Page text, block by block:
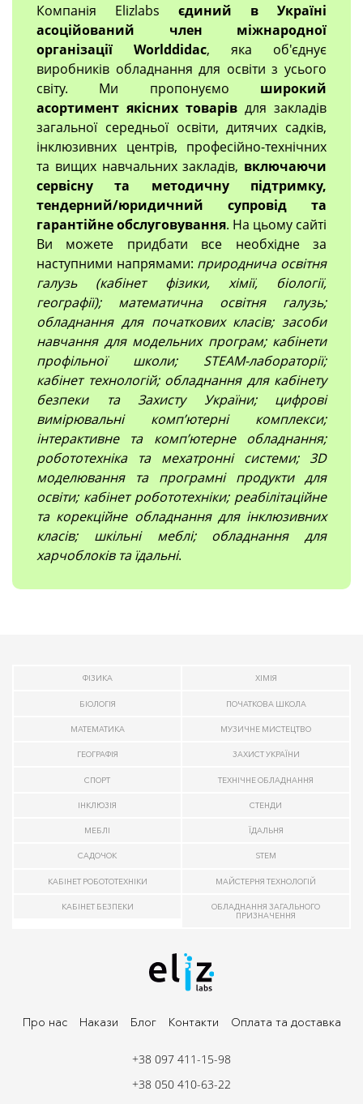
Компанія Elizlabs єдиний в Україні
асоційований член міжнародної
організації Worlddidac, яка об'єднує
виробників обладнання для освіти з усього
світу. Ми пропонуємо широкий
асортимент якісних товарів для закладів
загальної середньої освіти, дитячих садків,
інклюзивних центрів, професійно-технічних
та вищих навчальних закладів, включаючи
сервісну та методичну підтримку,
тендерний/юридичний супровід та
гарантійне обслуговування. На цьому сайті
Ви можете придбати все необхідне за
наступними напрямами: природнича освітня
галузь (кабінет фізики, хімії, біології,
географії); математична освітня галузь;
обладнання для початкових класів; засоби
навчання для модельних програм; кабінети
профільної школи; STEAM-лабораторії;
кабінет технологій; обладнання для кабінету
безпеки та Захисту України; цифрові
вимірювальні компʼютерні комплекси;
інтерактивне та комп’ютерне обладнання;
робототехніка та мехатронні системи; 3D
моделювання та програмні продукти для
освіти; кабінет робототехніки; реабілітаційне
та корекційне обладнання для інклюзивних
класів; шкільні меблі; обладнання для
харчоблоків та їдальні.
ФІЗИКА ХІМІЯ
БІОЛОГІЯ ПОЧАТКОВА ШКОЛА
МАТЕМАТИКА МУЗИЧНЕ МИСТЕЦТВО
ГЕОГРАФІЯ ЗАХИСТ УКРАЇНИ
СПОРТ ТЕХНІЧНЕ ОБЛАДНАННЯ
ІНКЛЮЗІЯ СТЕНДИ
МЕБЛІ ЇДАЛЬНЯ
САДОЧОК STEM
КАБІНЕТ РОБОТОТЕХНІКИ МАЙСТЕРНЯ ТЕХНОЛОГІЙ
КАБІНЕТ БЕЗПЕКИ
ОБЛАДНАННЯ ЗАГАЛЬНОГО
ПРИЗНАЧЕННЯ
Про нас Накази Блог Контакти Оплата та доставка
+38 097 411-15-98
+38 050 410-63-22